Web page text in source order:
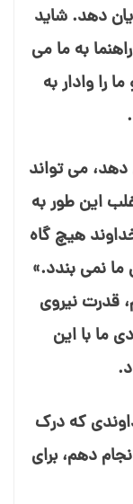
دهد. شاید
به ما می⁯
را وادار به
می⁯ تواند
این طور به
هیچ گاه
نمی⁯ بندد.»
قدرت نیروی
ما با این
که درک
دهم، برای